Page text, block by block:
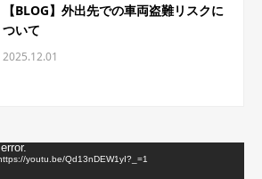
【BLOG】外出先での車両盗難リスクに
ついて
2025.12.01
youtu.be/Qd13nDEW1yI?_=1